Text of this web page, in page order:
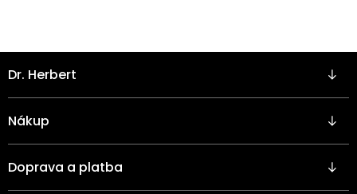
á
p
a
Dr. Herbert
Nákup
Doprava a platba